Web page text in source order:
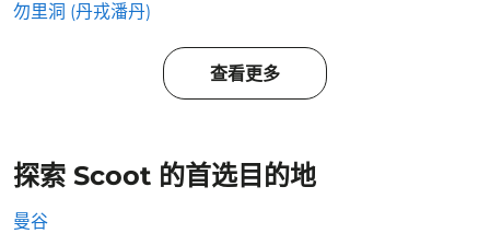
勿里洞 (丹戎潘丹)
查看更多
探索 Scoot 的首选目的地
曼谷